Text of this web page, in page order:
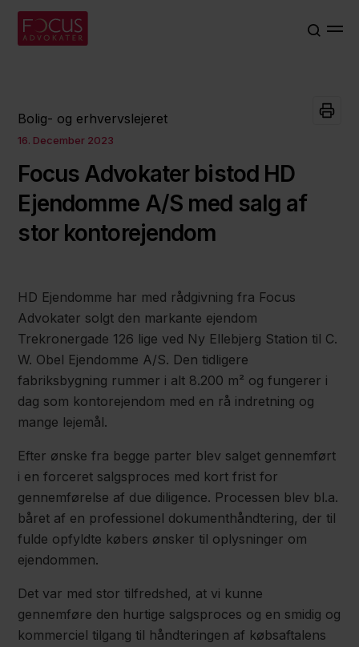
Bolig- og erhvervslejeret
16. December 2023
Focus Advokater bistod HD
Ejendomme A/S med salg af
stor kontorejendom
HD Ejendomme har med rådgivning fra Focus
Advokater solgt den markante ejendom
Trekronergade 126 lige ved Ny Ellebjerg Station til C.
W. Obel Ejendomme A/S. Den tidligere
fabriksbygning rummer i alt 8.200 m² og fungerer i
dag som kontorejendom med en rå indretning og
mange lejemål.
Efter ønske fra begge parter blev salget gennemført
i en forceret salgsproces med kort frist for
gennemførelse af due diligence. Processen blev bl.a.
båret af en professionel dokumenthåndtering, der til
fulde opfyldte købers ønsker til oplysninger om
ejendommen.
Det var med stor tilfredshed, at vi kunne
gennemføre den hurtige salgsproces og en smidig og
kommerciel tilgang til håndteringen af købsaftalens